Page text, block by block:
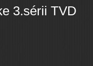
3.sérii TVD